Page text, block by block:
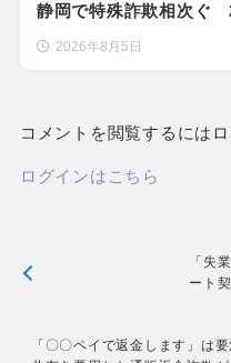
静岡で特殊詐欺相次ぐ
2026年8月5日
コメントを閲覧するには
ログインはこちら
「失
ート
「〇〇ペイで返金します」は